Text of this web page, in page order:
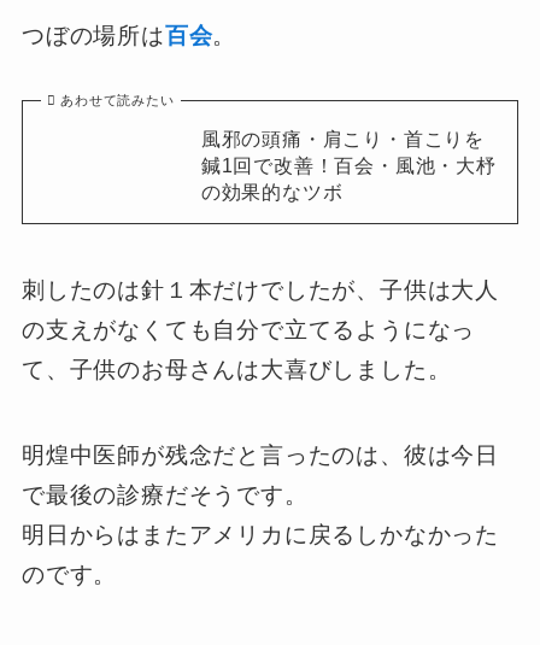
つぼの場所は百会。
あわせて読みたい
風邪の頭痛・肩こり・首こりを
鍼1回で改善！百会・風池・大杼
の効果的なツボ
刺したのは針１本だけでしたが、子供は大人
の支えがなくても自分で立てるようになっ
て、子供のお母さんは大喜びしました。
明煌中医師が残念だと言ったのは、彼は今日
で最後の診療だそうです。
明日からはまたアメリカに戻るしかなかった
のです。